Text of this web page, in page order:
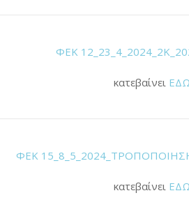
ΦΕΚ
κατεβαίνει ΕΔΩ
ΦΕΚ
κατεβαίνει ΕΔΩ